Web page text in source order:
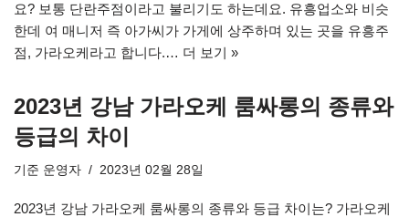
요? 보통 단란주점이라고 불리기도 하는데요. 유흥업소와 비슷
한데 여 매니저 즉 아가씨가 가게에 상주하며 있는 곳을 유흥주
점, 가라오케라고 합니다.… 더 보기 »
2023년 강남 가라오케 룸싸롱의 종류와
등급의 차이
기준 운영자 2023년 02월 28일
2023년 강남 가라오케 룸싸롱의 종류와 등급 차이는? 가라오케